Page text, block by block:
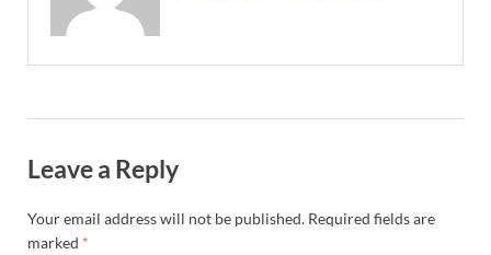
Leave a Reply
Your email address will not be published. Required fields are
marked *